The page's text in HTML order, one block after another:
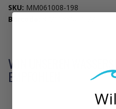
SKU: MM061008-198
Barcode:
VON UNSEREN
EMPFOHLEN